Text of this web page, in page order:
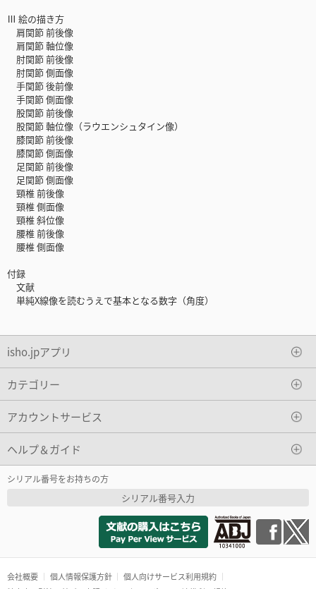
Ⅲ 絵の描き方
肩関節 前後像
肩関節 軸位像
肘関節 前後像
肘関節 側面像
手関節 後前像
手関節 側面像
股関節 前後像
股関節 軸位像（ラウエンシュタイン像）
膝関節 前後像
膝関節 側面像
足関節 前後像
足関節 側面像
頸椎 前後像
頸椎 側面像
頸椎 斜位像
腰椎 前後像
腰椎 側面像
付録
文献
単純X線像を読むうえで基本となる数字（角度）
isho.jpアプリ
カテゴリー
アカウントサービス
ヘルプ＆ガイド
シリアル番号をお持ちの方
シリアル番号入力
会社概要 個人情報保護方針
個人向けサービス利用規約